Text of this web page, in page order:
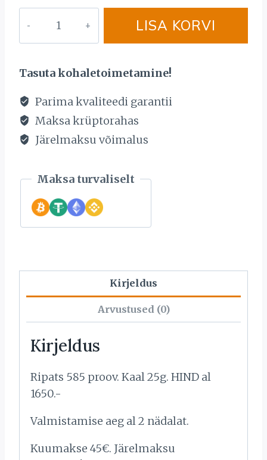
kogus
LISA KORVI
Tasuta kohaletoimetamine!
Parima kvaliteedi garantii
Maksa krüptorahas
Järelmaksu võimalus
Maksa turvaliselt
Kirjeldus
Arvustused (0)
Kirjeldus
Ripats 585 proov. Kaal 25g. HIND al
1650.-
Valmistamise aeg al 2 nädalat.
Kuumakse 45€. Järelmaksu